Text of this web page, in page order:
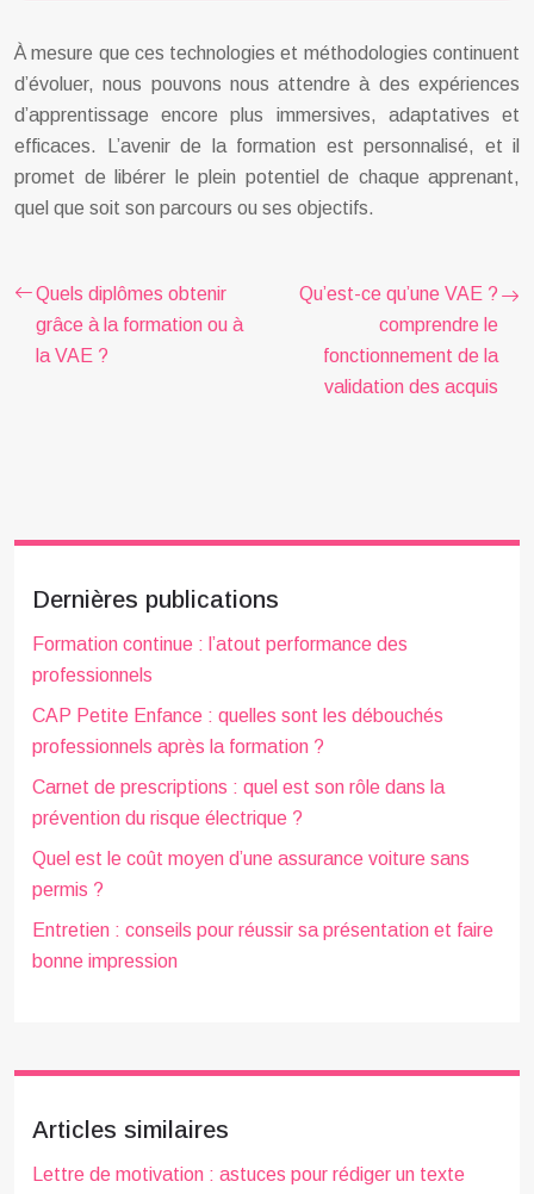
À mesure que ces technologies et méthodologies continuent
d’évoluer, nous pouvons nous attendre à des expériences
d’apprentissage encore plus immersives, adaptatives et
efficaces. L’avenir de la formation est personnalisé, et il
promet de libérer le plein potentiel de chaque apprenant,
quel que soit son parcours ou ses objectifs.
Quels diplômes obtenir
grâce à la formation ou à
la VAE ?
Qu’est-ce qu’une VAE ?
comprendre le
fonctionnement de la
validation des acquis
Dernières publications
Formation continue : l’atout performance des
professionnels
CAP Petite Enfance : quelles sont les débouchés
professionnels après la formation ?
Carnet de prescriptions : quel est son rôle dans la
prévention du risque électrique ?
Quel est le coût moyen d’une assurance voiture sans
permis ?
Entretien : conseils pour réussir sa présentation et faire
bonne impression
Articles similaires
Lettre de motivation : astuces pour rédiger un texte